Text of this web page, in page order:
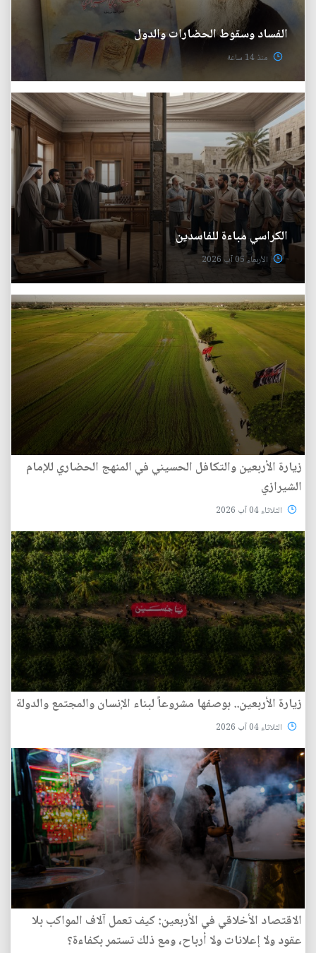
الفساد وسقوط الحضارات والدول
منذ 14 ساعة
الكراسي مباءة للفاسدين
الأربعاء 05 آب 2026
زيارة الأربعين والتكافل الحسيني في المنهج الحضاري للإمام
الشيرازي
الثلاثاء 04 آب 2026
زيارة الأربعين.. بوصفها مشروعاً لبناء الإنسان والمجتمع والدولة
الثلاثاء 04 آب 2026
الاقتصاد الأخلاقي في الأربعين: كيف تعمل آلاف المواكب بلا
عقود ولا إعلانات ولا أرباح، ومع ذلك تستمر بكفاءة؟